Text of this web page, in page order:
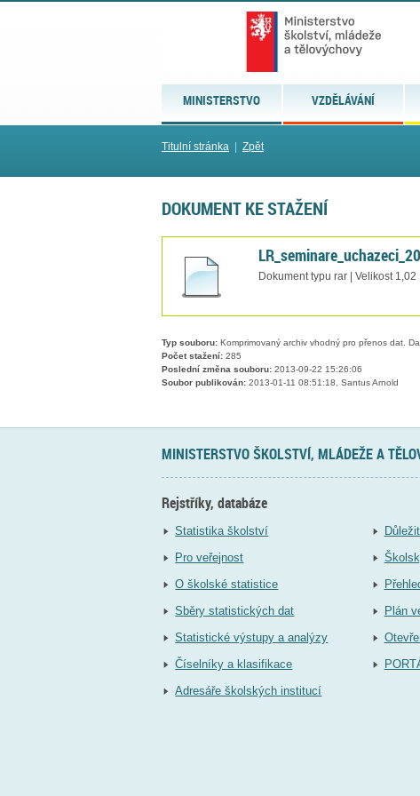
MINISTERSTVO VZDĚLÁVÁNÍ
Titulní stránka Zpět
DOKUMENT KE STAŽENÍ
Dokument typu rar | Velikost 1,02
Typ souboru: Komprimovaný archiv vhodný pro přenos dat.
Počet stažení: 285
Poslední změna souboru: 2013-09-22 15:26:06
Soubor publikován: 2013-01-11 08:51:18, Santus Arnold
MINISTERSTVO ŠKOLSTVÍ, MLÁDEŽE A
Rejstříky, databáze
Statistika školství
Pro veřejnost
O školské statistice
Sběry statistických dat
Statistické výstupy a analýzy
Číselníky a klasifikace
Adresáře školských institucí
Plán